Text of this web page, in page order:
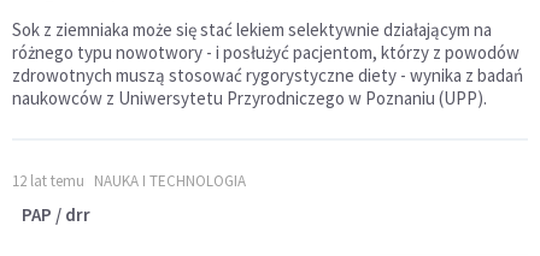
Sok z ziemniaka może się stać lekiem selektywnie działającym na
różnego typu nowotwory - i posłużyć pacjentom, którzy z powodów
zdrowotnych muszą stosować rygorystyczne diety - wynika z badań
naukowców z Uniwersytetu Przyrodniczego w Poznaniu (UPP).
12 lat temu NAUKA I TECHNOLOGIA
PAP / drr